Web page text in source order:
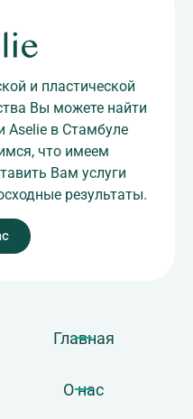
и пластической
Вы можете найти
Aselie в Стамбуле
что имеем
Вам услуги
результаты.
Главная
О нас